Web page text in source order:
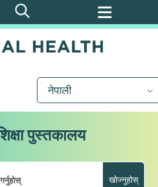
नेपाली
पुस्तकालय
खोज्नुहोस्